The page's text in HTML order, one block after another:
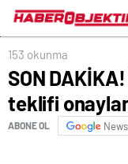
153 okunma
SON
teklifi
ABONE OL News